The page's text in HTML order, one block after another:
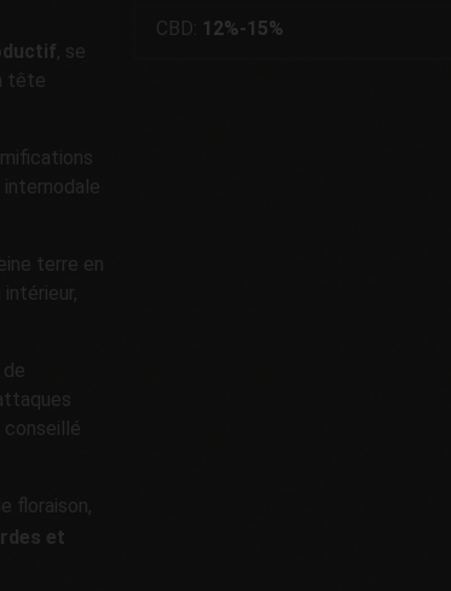
, se
tête
internodale
terre en
conseillé
floraison,
et
CBD: 12%-15%